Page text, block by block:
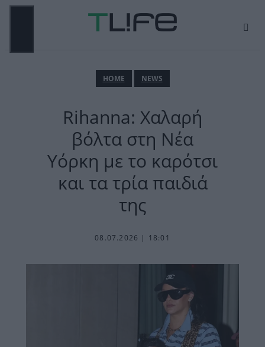
Μετάβαση
ΗΟΜΕ NEWS
Rihanna: Χαλαρή
βόλτα στη Νέα
Υόρκη με το καρότσι
και τα τρία παιδιά
της
08.07.2026 | 18:01